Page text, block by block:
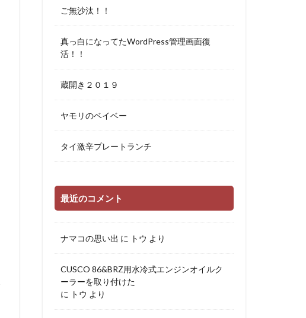
ご無沙汰！！
真っ白になってたWordPress管理画面復
活！！
蔵開き２０１９
ヤモリのベイベー
タイ激辛プレートランチ
最近のコメント
ナマコの思い出 に トウ より
CUSCO 86&BRZ用水冷式エンジンオイルク
ーラーを取り付けた
に トウ より